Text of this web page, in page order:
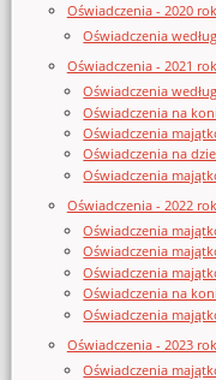
Oświadczenia - 2020 rok
Oświadczenia
Oświadczenia - 2021 rok
Oświadczenia
Oświadczenia na
Oświadczenia
Oświadczenia na
Oświadczenia
Oświadczenia - 2022 rok
Oświadczenia
Oświadczenia
Oświadczenia
Oświadczenia na
Oświadczenia
Oświadczenia - 2023 rok
Oświadczenia